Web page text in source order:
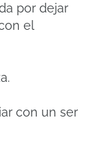
por dejar
el
con un ser